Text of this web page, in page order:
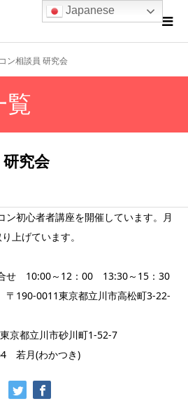
ン相談員 研究会
覧
究会
ン初心者者講座を開催しています。月
上げています。
合せ 10:00～12：00 13:30～15：30
〒190-0011東京都立川市高松町3-22-
京都立川市砂川町1-52-7
若月(わかつき)
Japanese